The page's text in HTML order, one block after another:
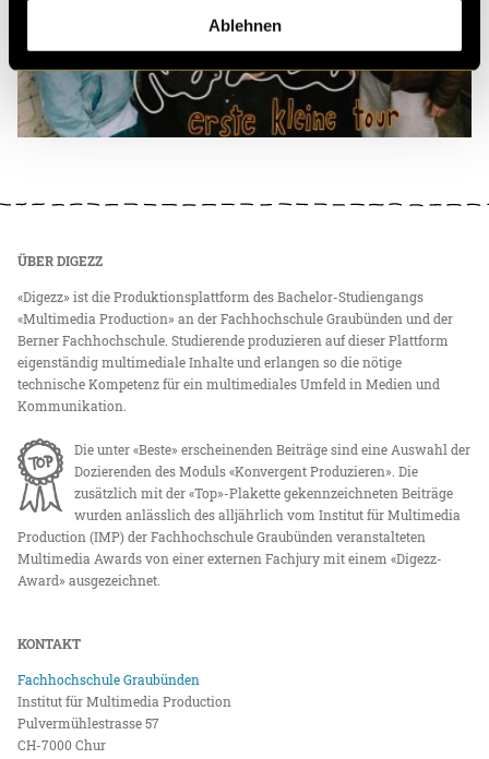
Ablehnen
ÜBER DIGEZZ
«Digezz» ist die Produktionsplattform des Bachelor-Studiengangs
«Multimedia Production» an der Fachhochschule Graubünden und der
Berner Fachhochschule. Studierende produzieren auf dieser Plattform
eigenständig multimediale Inhalte und erlangen so die nötige
technische Kompetenz für ein multimediales Umfeld in Medien und
Kommunikation.
Die unter «Beste» erscheinenden Beiträge sind eine Auswahl der
Dozierenden des Moduls «Konvergent Produzieren». Die
zusätzlich mit der «Top»-Plakette gekennzeichneten Beiträge
wurden anlässlich des alljährlich vom Institut für Multimedia
Production (IMP) der Fachhochschule Graubünden veranstalteten
Multimedia Awards von einer externen Fachjury mit einem «Digezz-
Award» ausgezeichnet.
KONTAKT
Fachhochschule Graubünden
Institut für Multimedia Production
Pulvermühlestrasse 57
CH-7000 Chur